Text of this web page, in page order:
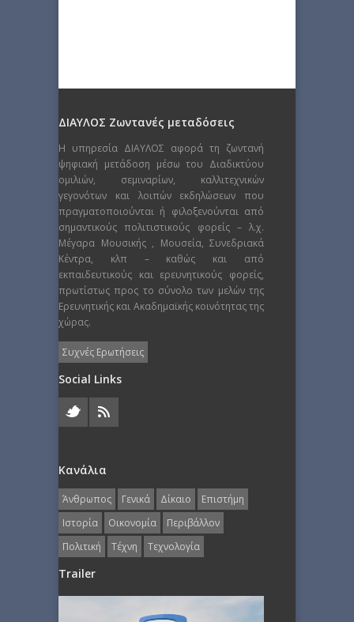
ΔΙΑΥΛΟΣ Ζωντανές μεταδόσεις
Η υπηρεσία ΔΙΑΥΛΟΣ αφορά τη ζωντανή
ψηφιακή μετάδοση μέσω του Διαδικτύου
ομιλιών, σεμιναρίων, καλλιτεχνικών
γεγονότων και λοιπών εκδηλώσεων που
πραγματοποιούνται ή φιλοξενούνται από
σημαντικούς πολιτιστικούς φορείς – λ.χ.
Μέγαρα Μουσικής , Μουσεία, Συνεδριακά
Κέντρα, κλπ – καθώς και από
εκπαιδευτικούς και ερευνητικούς φορείς,
πρωτίστως προς το σύνολο των μελών της
Ερευνητικής και Ακαδημαϊκής κοινότητας της
χώρας.
Συχνές Ερωτήσεις
Social Links
Κανάλια
Άνθρωπος Γενικά Δίκαιο
Επιστήμη
Ιστορία
Οικονομία
Περιβάλλον
Πολιτική
Τέχνη Τεχνολογία
Trailer